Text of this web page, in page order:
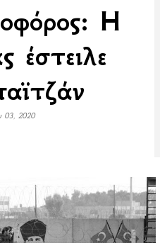
Η
έστειλε
03, 2020